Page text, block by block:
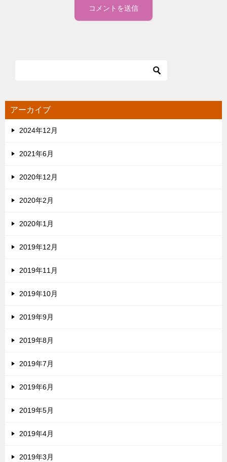
アーカイブ
2024年12月
2021年6月
2020年12月
2020年2月
2020年1月
2019年12月
2019年11月
2019年10月
2019年9月
2019年8月
2019年7月
2019年6月
2019年5月
2019年4月
2019年3月